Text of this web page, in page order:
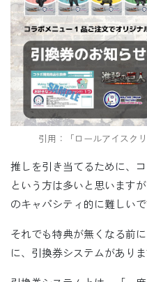
引用：「ロールアイスク
推しを引き当てるために、
という方は多いと思います
のキャパシティ的に難しいで
それでも特典が無くなる前
に、引換券システムがありま